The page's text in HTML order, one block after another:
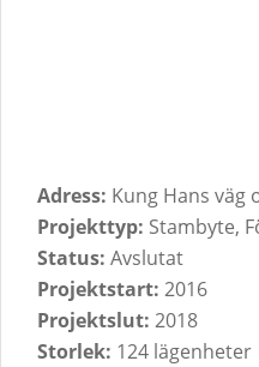
Adress: Kung Hans väg
Projekttyp: Stambyte,
Status: Avslutat
Projektstart: 2016
Projektslut: 2018
Storlek: 124 lägenheter